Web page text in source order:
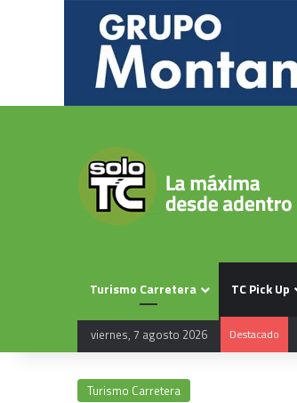
Turismo Carretera TC Pick Up
viernes, 7 agosto 2026 Destacado
Turismo Carretera